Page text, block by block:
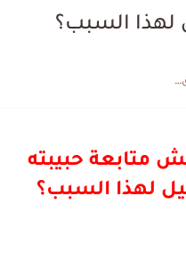
لهذا السبب؟
متابعة حبيبته
لهذا السبب؟